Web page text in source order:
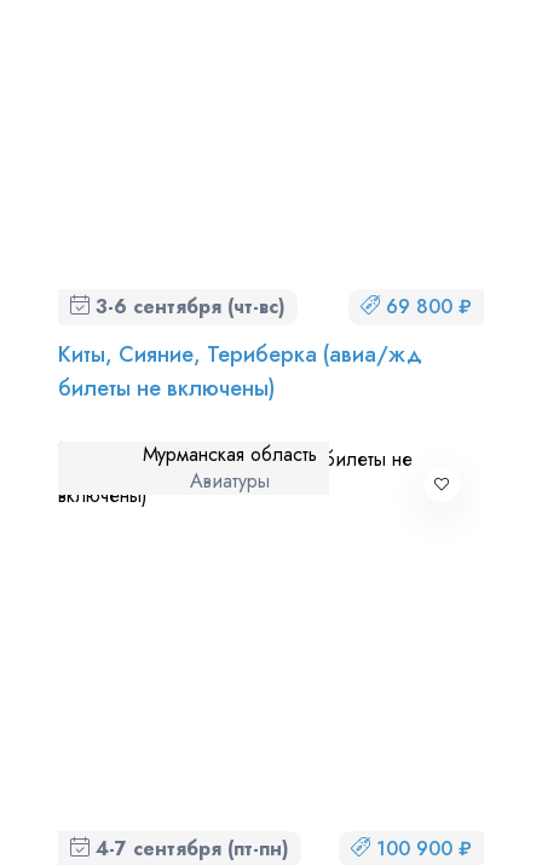
3-6 сентября (чт-вс) 69 800 ₽
Киты, Сияние, Териберка (авиа/жд
билеты не включены)
Мурманская область
Авиатуры
4-7 сентября (пт-пн) 100 900 ₽